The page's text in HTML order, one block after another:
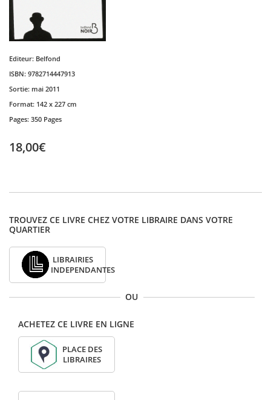
Editeur: Belfond
ISBN: 9782714447913
Sortie: mai 2011
Format: 142 x 227 cm
Pages: 350 Pages
18,00€
TROUVEZ CE LIVRE CHEZ VOTRE LIBRAIRE DANS VOTRE
QUARTIER
LIBRAIRIES
INDEPENDANTES
OU
ACHETEZ CE LIVRE EN LIGNE
PLACE DES
LIBRAIRES